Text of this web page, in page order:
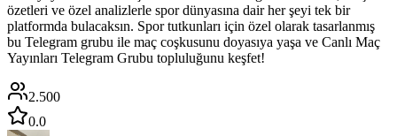
özetleri ve özel analizlerle spor dünyasına dair her şeyi tek bir
platformda bulacaksın. Spor tutkunları için özel olarak tasarlanmış
bu Telegram grubu ile maç coşkusunu doyasıya yaşa ve Canlı Maç
Yayınları Telegram Grubu topluluğunu keşfet!
2.500
0.0